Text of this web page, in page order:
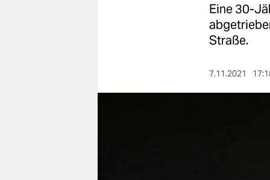
nord
Eine 30-
Straße.
7.11.2021